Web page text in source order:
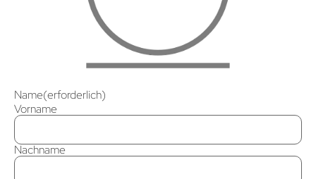
Name(erforderlich)
Vorname
Nachname